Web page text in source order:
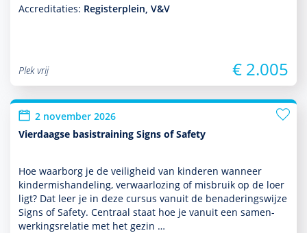
Accreditaties: Registerplein, V&V
Plek vrij € 2.005
2 november 2026
Vierdaagse basistraining Signs of Safety
Hoe waarborg je de veiligheid van kin­de­ren wanneer
kinder­mis­handeling, verwaarlozing of misbruik op de loer
ligt? Dat leer je in deze cursus vanuit de benade­ringswijze
Signs of Safety. Centraal staat hoe je vanuit een samen­
wer­kingsrelatie met het gezin …